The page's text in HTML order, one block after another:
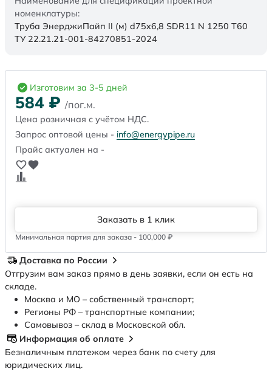
номенклатуры:
Труба ЭнерджиПайп II (м) d75x6,8 SDR11 N 1250 Т60
ТУ 22.21.21-001-84270851-2024
Изготовим за 3-5 дней
584 ₽ /пог.м.
Цена розничная с учётом НДС.
Запрос оптовой цены - info@energypipe.ru
Прайс актуален на -
Заказать в 1 клик
Минимальная партия для заказа - 100,000 ₽
Доставка по России
Отгрузим вам заказ прямо в день заявки, если он есть на
складе.
Москва и МО – собственный транспорт;
Регионы РФ – транспортные компании;
Самовывоз – склад в Московской обл.
Информация об оплате
Безналичным платежом через банк по счету для
юридических лиц.